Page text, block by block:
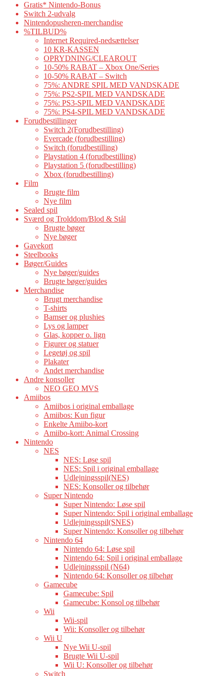
Gratis* Nintendo-Bonus
Switch 2-udvalg
Nintendopusheren-merchandise
%TILBUD%
Internet Required-nedsættelser
10 KR-KASSEN
OPRYDNING/CLEAROUT
10-50% RABAT – Xbox One/Series
10-50% RABAT – Switch
75%: ANDRE SPIL MED VANDSKADE
75%: PS2-SPIL MED VANDSKADE
75%: PS3-SPIL MED VANDSKADE
75%: PS4-SPIL MED VANDSKADE
Forudbestillinger
Switch 2(Forudbestilling)
Evercade (forudbestilling)
Switch (forudbestilling)
Playstation 4 (forudbestilling)
Playstation 5 (forudbestilling)
Xbox (forudbestilling)
Film
Brugte film
Nye film
Sealed spil
Sværd og Trolddom/Blod & Stål
Brugte bøger
Nye bøger
Gavekort
Steelbooks
Bøger/Guides
Nye bøger/guides
Brugte bøger/guides
Merchandise
Brugt merchandise
T-shirts
Bamser og plushies
Lys og lamper
Glas, kopper o. lign
Figurer og statuer
Legetøj og spil
Plakater
Andet merchandise
Andre konsoller
NEO GEO MVS
Amiibos
Amiibos i original emballage
Amiibos: Kun figur
Enkelte Amiibo-kort
Amiibo-kort: Animal Crossing
Nintendo
NES
NES: Løse spil
NES: Spil i original emballage
Udlejningsspil(NES)
NES: Konsoller og tilbehør
Super Nintendo
Super Nintendo: Løse spil
Super Nintendo: Spil i original emballage
Udlejningsspil(SNES)
Super Nintendo: Konsoller og tilbehør
Nintendo 64
Nintendo 64: Løse spil
Nintendo 64: Spil i original emballage
Udlejningsspil (N64)
Nintendo 64: Konsoller og tilbehør
Gamecube
Gamecube: Spil
Gamecube: Konsol og tilbehør
Wii
Wii-spil
Wii: Konsoller og tilbehør
Wii U
Nye Wii U-spil
Brugte Wii U-spil
Wii U: Konsoller og tilbehør
Switch